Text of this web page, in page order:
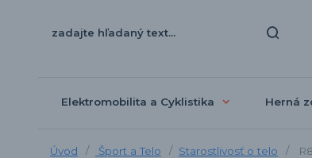
Elektromobilita a Cyklistika Herná
Úvod Šport a Telo Starostlivosť o telo